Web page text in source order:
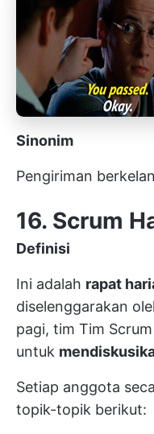
Sinonim
Pengiriman
16. Scrum
Definisi
Ini adalah rapat
diselenggarakan
pagi, tim Tim Scrum
untuk
Setiap anggota
topik-topik berikut: